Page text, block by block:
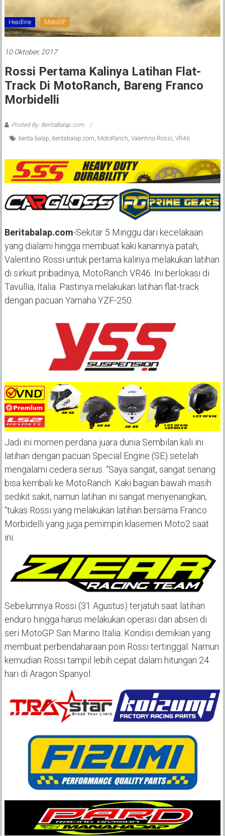
Headline MotoGP
10 Oktober, 2017
Rossi Pertama Kalinya Latihan Flat-
Track Di MotoRanch, Bareng Franco
Morbidelli
Posted By: BeritaBalap.com
berita balap, beritabalap.com, MotoRanch, Valentino Rossi, VR46
Beritabalap.com-Sekitar 5 Minggu dari kecelakaan
yang dialami hingga membuat kaki kanannya patah,
Valentino Rossi untuk pertama kalinya melakukan latihan
di sirkuit pribadinya, MotoRanch VR46. Ini berlokasi di
Tavullia, Italia. Pastinya melakukan latihan flat-track
dengan pacuan Yamaha YZF-250.
Jadi ini momen perdana juara dunia Sembilan kali ini
latihan dengan pacuan Special Engine (SE) setelah
mengalami cedera serius. “Saya sangat, sangat senang
bisa kembali ke MotoRanch. Kaki bagian bawah masih
sedikit sakit, namun latihan ini sangat menyenangkan,
“tukas Rossi yang melakukan latihan bersama Franco
Morbidelli yang juga pemimpin klasemen Moto2 saat
ini.
Sebelumnya Rossi (31 Agustus) terjatuh saat latihan
enduro hingga harus melakukan operasi dan absen di
seri MotoGP San Marino Italia. Kondisi demikian yang
membuat perbendaharaan poin Rossi tertinggal. Namun
kemudian Rossi tampil lebih cepat dalam hitungan 24
hari di Aragon Spanyol.